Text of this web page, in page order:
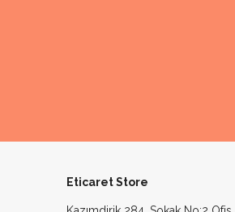
Eticaret Store